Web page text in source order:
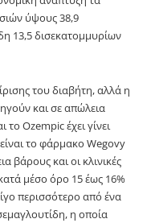
ύψους 38,9
13,5 δισεκατομμυρίων
του διαβήτη, αλλά η
και σε απώλεια
Ozempic έχει γίνει
το φάρμακο Wegovy
βάρους και οι κλινικές
μέσο όρο 15 έως 16%
περισσότερο από ένα
η οποία